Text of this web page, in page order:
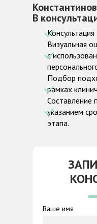
Ваше имя
В
Визуальная
с
Подбор
рамках
Составление
указанием
этапа.